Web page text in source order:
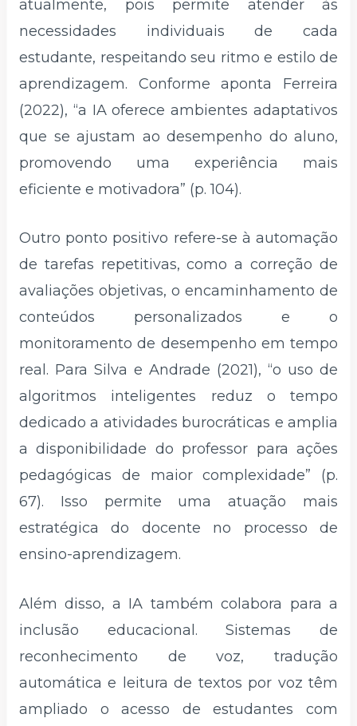
atualmente, pois permite atender às
necessidades individuais de cada
estudante, respeitando seu ritmo e estilo de
aprendizagem. Conforme aponta Ferreira
(2022), “a IA oferece ambientes adaptativos
que se ajustam ao desempenho do aluno,
promovendo uma experiência mais
eficiente e motivadora” (p. 104).
Outro ponto positivo refere-se à automação
de tarefas repetitivas, como a correção de
avaliações objetivas, o encaminhamento de
conteúdos personalizados e o
monitoramento de desempenho em tempo
real. Para Silva e Andrade (2021), “o uso de
algoritmos inteligentes reduz o tempo
dedicado a atividades burocráticas e amplia
a disponibilidade do professor para ações
pedagógicas de maior complexidade” (p.
67). Isso permite uma atuação mais
estratégica do docente no processo de
ensino-aprendizagem.
Além disso, a IA também colabora para a
inclusão educacional. Sistemas de
reconhecimento de voz, tradução
automática e leitura de textos por voz têm
ampliado o acesso de estudantes com